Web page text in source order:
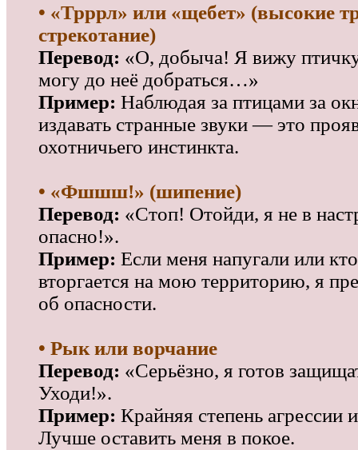
• «Трррл» или «щебет» (высокие
стрекотание)
Перевод: «О, добыча! Я вижу
могу до неё добраться…»
Пример: Наблюдая за птицами за
издавать странные звуки — это
охотничьего инстинкта.
• «Фшшш!» (шипение)
Перевод: «Стоп! Отойди, я не в
опасно!».
Пример: Если меня напугали или
вторгается на мою территорию, я
об опасности.
• Рык или ворчание
Перевод: «Серьёзно, я готов
Уходи!».
Пример: Крайняя степень агрессии
Лучше оставить меня в покое.